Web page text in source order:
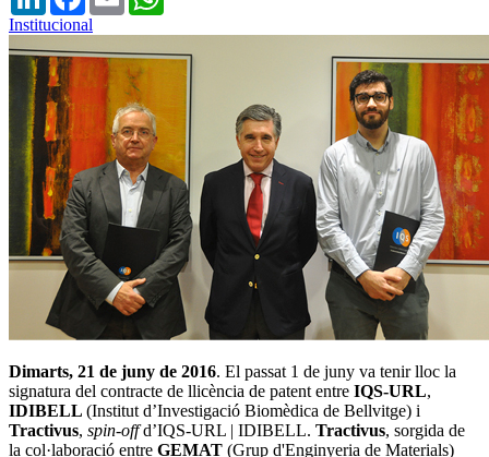
Institucional
Dimarts, 21 de juny de 2016. El passat 1 de juny va tenir lloc la
signatura del contracte de llicència de patent entre IQS-URL,
IDIBELL (Institut d’Investigació Biomèdica de Bellvitge) i
Tractivus, spin-offd’IQS-URL | IDIBELL. Tractivus, sorgida de
la col·laboració entre GEMAT (Grup d'Enginyeria de Materials)